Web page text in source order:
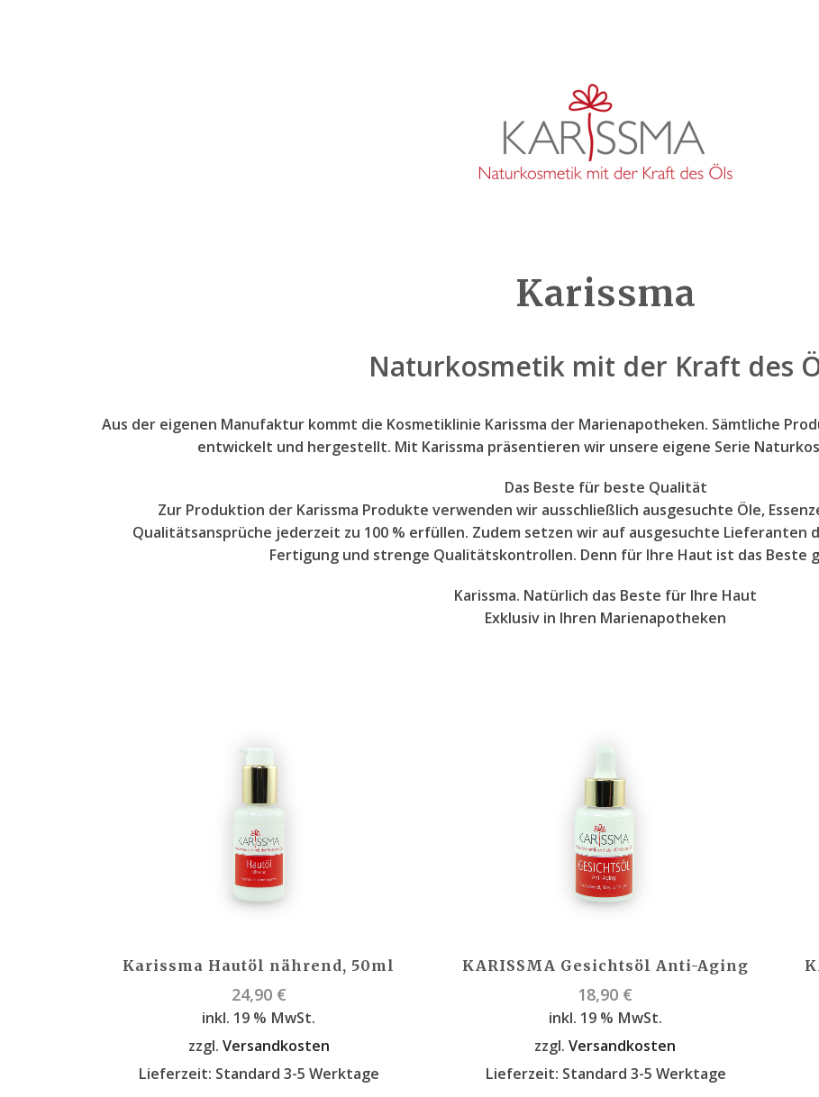
Karissma
Naturkosmetik mit der Kraft des
Aus der eigenen Manufaktur kommt die Kosmetiklinie Karissma der Marienapotheken. Sämtliche
entwickelt und hergestellt. Mit Karissma präsentieren wir unsere eigene Serie
Das Beste für beste Qualität
Zur Produktion der Karissma Produkte verwenden wir ausschließlich ausgesuchte Öle,
Qualitätsansprüche jederzeit zu 100 % erfüllen. Zudem setzen wir auf ausgesuchte Lieferanten
Fertigung und strenge Qualitätskontrollen. Denn für Ihre Haut ist das Beste
Karissma. Natürlich das Beste für Ihre Haut
Exklusiv in Ihren Marienapotheken
Karissma Hautöl nährend, 50ml
24,90 €
inkl. 19 % MwSt.
zzgl. Versandkosten
Lieferzeit: Standard 3-5 Werktage
KARISSMA Gesichtsöl Anti-Aging
18,90 €
inkl. 19 % MwSt.
zzgl.Versandkosten
Lieferzeit: Standard 3-5 Werktage